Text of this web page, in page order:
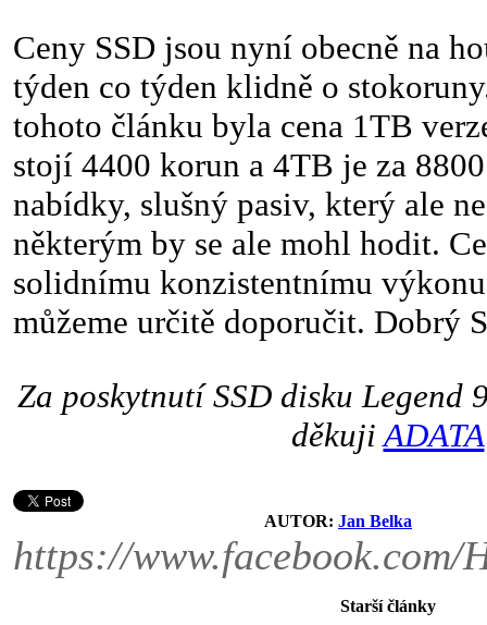
Ceny SSD jsou nyní obecně na
týden co týden klidně o
tohoto článku byla cena 1TB
stojí 4400 korun a 4TB je za
nabídky, slušný pasiv, který ale
některým by se ale mohl hodit.
solidnímu konzistentnímu
můžeme určitě doporučit. Dobrý
Za poskytnutí SSD disku Legend
děkuji ADATA
AUTOR: Jan Belka
https://www.facebook.com/
Starší články